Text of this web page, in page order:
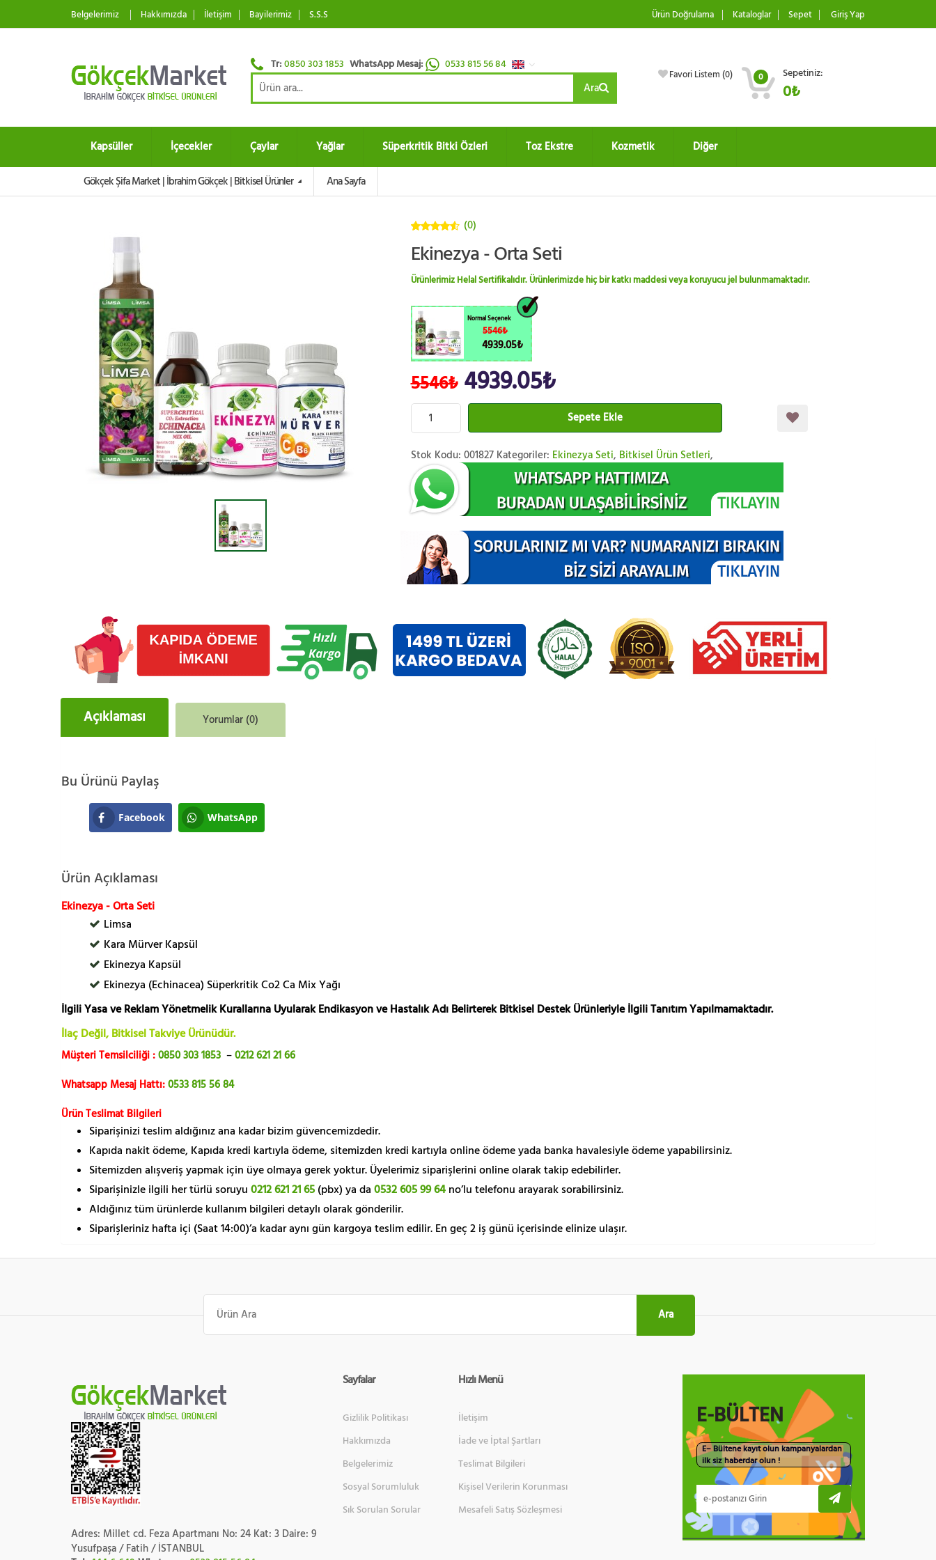
Belgelerimiz Hakkımızda İletişim Bayilerimiz S.S.S Ürün Doğrulama Kataloglar Sepet Giriş Yap
Tr:0850 303 1853 WhatsApp Mesaj: 0533 815 56 84
Ara
Favori Listem (0) 0 Sepetiniz:
0₺
Kapsüller İçecekler Çaylar Yağlar Süperkritik Bitki Özleri Toz Ekstre Kozmetik Diğer
Gökçek Şifa Market | İbrahim Gökçek | Bitkisel Ürünler Ana Sayfa
üzerinden
(0)
Ekinezya - Orta Seti
Ürünlerimiz Helal Sertifikalıdır. Ürünlerimizde hiç bir katkı maddesi veya koruyucu jel bulunmamaktadır.
Normal Seçenek
5546₺
4939.05₺
5546₺4939.05₺
Sepete Ekle
Stok Kodu: 001827 Kategoriler: Ekinezya Seti, Bitkisel Ürün Setleri,
Açıklaması Yorumlar (0)
Bu Ürünü Paylaş
Facebook WhatsApp
Ürün Açıklaması
Ekinezya - Orta Seti
Limsa
Kara Mürver Kapsül
Ekinezya Kapsül
Ekinezya (Echinacea) Süperkritik Co2 Ca Mix Yağı
İlgili Yasa ve Reklam Yönetmelik Kurallarına Uyularak Endikasyon ve Hastalık Adı Belirterek Bitkisel Destek Ürünleriyle İlgili Tanıtım Yapılmamaktadır.
İlaç Değil, Bitkisel Takviye Ürünüdür.
Müşteri Temsilciliği :0850 303 1853 –0212 621 21 66
Whatsapp Mesaj Hattı:0533 815 56 84
Ürün Teslimat Bilgileri
Siparişinizi teslim aldığınız ana kadar bizim güvencemizdedir.
Kapıda nakit ödeme, Kapıda kredi kartıyla ödeme, sitemizden kredi kartıyla online ödeme yada banka havalesiyle ödeme yapabilirsiniz.
Sitemizden alışveriş yapmak için üye olmaya gerek yoktur. Üyelerimiz siparişlerini online olarak takip edebilirler.
Siparişinizle ilgili her türlü soruyu 0212 621 21 65 (pbx) ya da 0532 605 99 64 no’lu telefonu arayarak sorabilirsiniz.
Aldığınız tüm ürünlerde kullanım bilgileri detaylı olarak gönderilir.
Siparişleriniz hafta içi (Saat 14:00)’a kadar aynı gün kargoya teslim edilir. En geç 2 iş günü içerisinde elinize ulaşır.
Ara:
Ara
Adres: Millet cd. Feza Apartmanı No: 24 Kat: 3 Daire: 9
Yusufpaşa / Fatih / İSTANBUL
Sayfalar
Gizlilik Politikası
Hakkımızda
Belgelerimiz
Sosyal Sorumluluk
Sık Sorulan Sorular
Hızlı Menü
İletişim
İade ve İptal Şartları
Teslimat Bilgileri
Kişisel Verilerin Korunması
Mesafeli Satış Sözleşmesi
E-BÜLTEN
E– Bültene kayıt olun kampanyalardan
ilk siz haberdar olun !